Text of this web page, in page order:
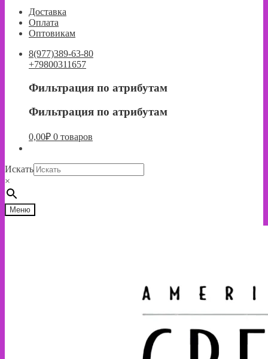
навигации
содержимому
Доставка
Оплата
Оптовикам
8(977)389-63-80
+79800311657
Фильтрация по атрибутам
Фильтрация по атрибутам
0,00₽ 0 товаров
Искать
×
Меню